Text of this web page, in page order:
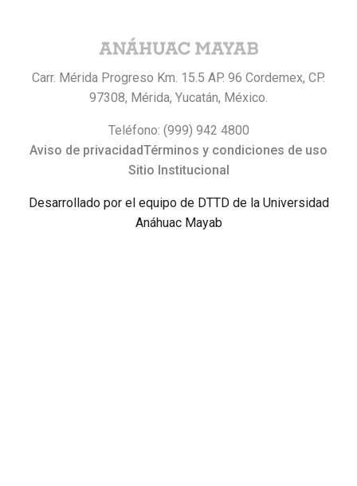
Carr. Mérida Progreso Km. 15.5 AP. 96 Cordemex, CP.
97308, Mérida, Yucatán, México.
Teléfono: (999) 942 4800
Aviso de privacidadTérminos y condiciones de uso
Sitio Institucional
Desarrollado por el equipo de DTTD de la Universidad
Anáhuac Mayab